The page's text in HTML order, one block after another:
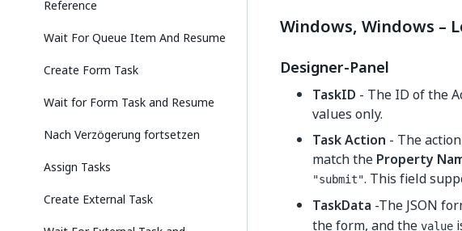
Reference
Wait For Queue Item And Resume
Create Form Task
Wait for Form Task and Resume
Nach Verzögerung fortsetzen
Assign Tasks
Create External Task
Windows, Windows –
Designer-Panel
TaskID - The ID of the
values only.
Task Action - The
match the Property
"submit". This field
TaskData -The JSON
the form, and the value